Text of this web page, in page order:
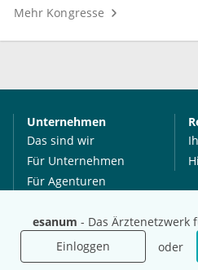
esanum - Das Ärztenetzwerk
Einloggen
oder
Mehr Kongresse
Unternehmen
Das sind wir
Für Unternehmen
Für Agenturen
Presse
Karriere
Jobs